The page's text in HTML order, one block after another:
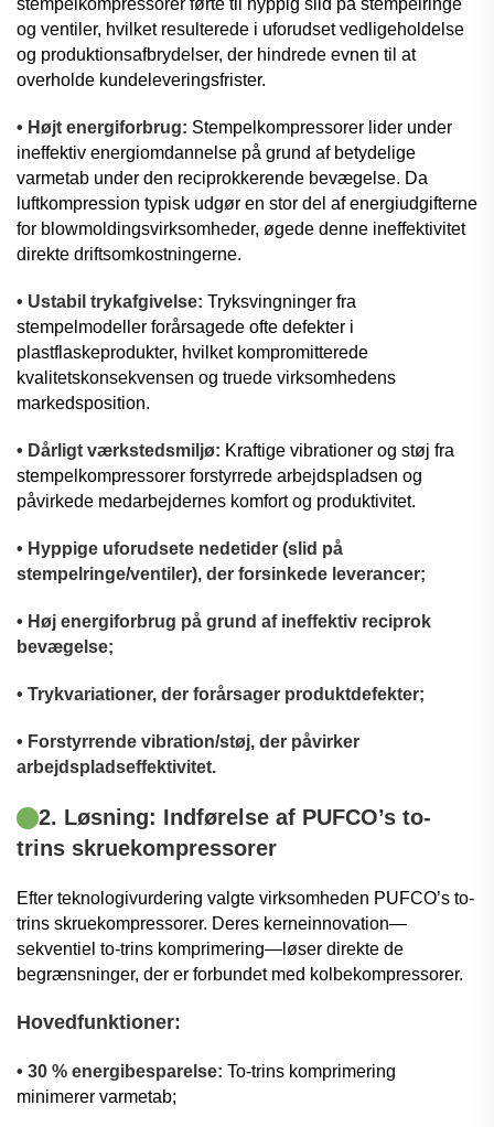
og ventiler, hvilket resulterede i uforudset vedligeholdelse
og produktionsafbrydelser, der hindrede evnen til at
overholde kundeleveringsfrister.
• Højt energiforbrug: Stempelkompressorer lider under
ineffektiv energiomdannelse på grund af betydelige
varmetab under den reciprokkerende bevægelse. Da
luftkompression typisk udgør en stor del af energiudgifterne
for blowmoldingsvirksomheder, øgede denne ineffektivitet
direkte driftsomkostningerne.
• Ustabil trykafgivelse: Tryksvingninger fra
stempelmodeller forårsagede ofte defekter i
plastflaskeprodukter, hvilket kompromitterede
kvalitetskonsekvensen og truede virksomhedens
markedsposition.
• Dårligt værkstedsmiljø: Kraftige vibrationer og støj fra
stempelkompressorer forstyrrede arbejdspladsen og
påvirkede medarbejdernes komfort og produktivitet.
• Hyppige uforudsete nedetider (slid på
stempelringe/ventiler), der forsinkede leverancer;
• Høj energiforbrug på grund af ineffektiv reciprok
bevægelse;
• Trykvariationer, der forårsager produktdefekter;
• Forstyrrende vibration/støj, der påvirker
arbejdspladseffektivitet.
2. Løsning: Indførelse af PUFCO’s to-
trins skruekompressorer
Efter teknologivurdering valgte virksomheden PUFCO’s to-
trins skruekompressorer. Deres kerneinnovation—
sekventiel to-trins komprimering—løser direkte de
begrænsninger, der er forbundet med kolbekompressorer.
Hovedfunktioner:
• 30 % energibesparelse: To-trins komprimering
minimerer varmetab;